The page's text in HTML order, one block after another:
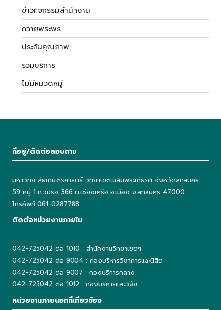
ข่าวกิจกรรมสำนักงาน
ถวายพระพร
ประกันคุณภาพ
รวมบริการ
ไม่มีหมวดหมู่
ที่อยู่/ติดต่อสอบถาม
มหาวิทยาลัยเกษตรศาสตร์ วิทยาเขตเฉลิมพระเกียรติ จังหวัดสกลนคร
59 หมู่ 1 ถ.วปรอ 366 ต.เชียงเครือ อ.เมือง จ.สกลนคร 47000
โทรศัพท์ 061-0287788
ติดต่อหน่วยงานภายใน
042-725042 ต่อ 1010 : สำนักงานวิทยาเขตฯ
042-725042 ต่อ 9004 : กองบริหารวิชาการและนิสิต
042-725042 ต่อ 9007 : กองบริการกลาง
042-725042 ต่อ 1012 : กองบริหารและวิจัย
หน่วยงานภายนอกที่เกี่ยวข้อง